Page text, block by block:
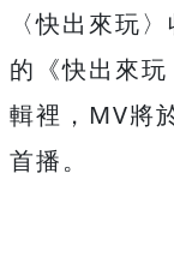
〈快出來玩
的《快出來玩
輯裡， MV將
首播。